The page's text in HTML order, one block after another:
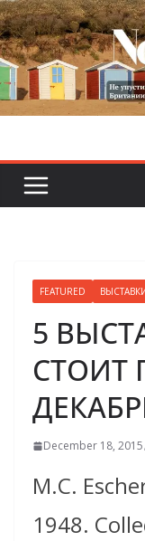
Skip
to
content
FEATURED
5
СТОИТ
December 18, 2015
M.C.
1948.